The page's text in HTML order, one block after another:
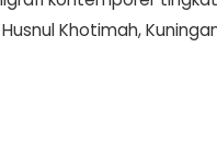
Khotimah,